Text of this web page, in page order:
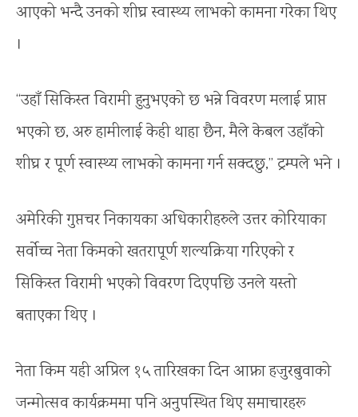
आएको भन्दै उनको शीघ्र स्वास्थ्य लाभको कामना गरेका थिए
।
“उहाँ सिकिस्त विरामी हुनुभएको छ भन्ने विवरण मलाई प्राप्त
भएको छ, अरु हामीलाई केही थाहा छैन, मैले केबल उहाँको
शीघ्र र पूर्ण स्वास्थ्य लाभको कामना गर्न सक्दछु,” ट्रम्पले भने ।
अमेरिकी गुप्तचर निकायका अधिकारीहरुले उत्तर कोरियाका
सर्वोच्च नेता किमको खतरापूर्ण शल्यक्रिया गरिएको र
सिकिस्त विरामी भएको विवरण दिएपछि उनले यस्तो
बताएका थिए ।
नेता किम यही अप्रिल १५ तारिखका दिन आफ्ना हजुरबुवाको
जन्मोत्सव कार्यक्रममा पनि अनुपस्थित थिए समाचारहरू